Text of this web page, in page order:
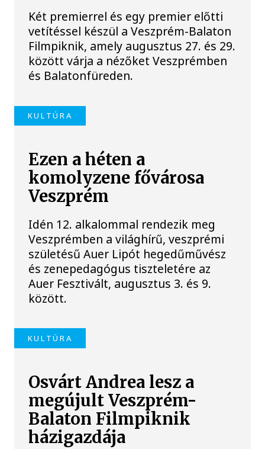
Két premierrel és egy premier előtti
vetítéssel készül a Veszprém-Balaton
Filmpiknik, amely augusztus 27. és 29.
között várja a nézőket Veszprémben
és Balatonfüreden.
KULTÚRA
Ezen a héten a
komolyzene fővárosa
Veszprém
Idén 12. alkalommal rendezik meg
Veszprémben a világhírű, veszprémi
születésű Auer Lipót hegedűművész
és zenepedagógus tiszteletére az
Auer Fesztivált, augusztus 3. és 9.
között.
KULTÚRA
Osvárt Andrea lesz a
megújult Veszprém-
Balaton Filmpiknik
házigazdája